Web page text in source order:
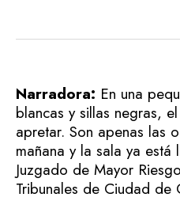
Narradora: En una
blancas y sillas negras,
apretar. Son apenas las
mañana y la sala ya está
Juzgado de Mayor
Tribunales de Ciudad de